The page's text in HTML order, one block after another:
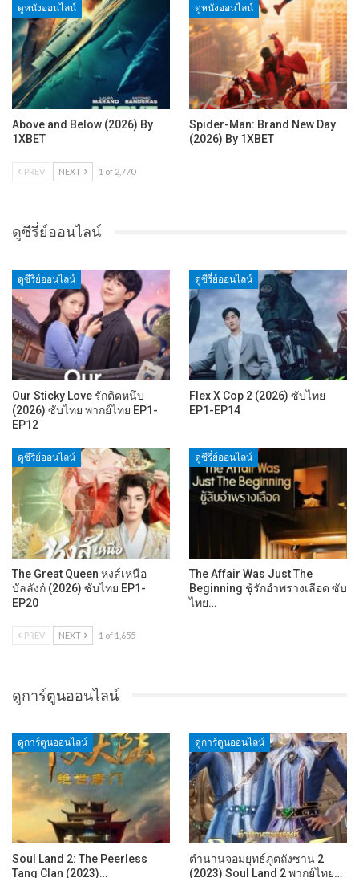
ดูหนังออนไลน์
Above and Below (2026) By
1XBET
ดูหนังออนไลน์
Spider-Man: Brand New Day
(2026) By 1XBET
PREV NEXT 1 of 2,770
ดูซีรี่ย์ออนไลน์
ดูซีรี่ย์ออนไลน์
Our Sticky Love รักติดหนึบ
(2026) ซับไทย พากย์ไทย EP1-
EP12
ดูซีรี่ย์ออนไลน์
Flex X Cop 2 (2026) ซับไทย
EP1-EP14
ดูซีรี่ย์ออนไลน์
The Great Queen หงส์เหนือ
บัลลังก์ (2026) ซับไทย EP1-
EP20
ดูซีรี่ย์ออนไลน์
The Affair Was Just The
Beginning ชู้รักอำพรางเลือด ซับ
ไทย…
PREV NEXT 1 of 1,655
ดูการ์ตูนออนไลน์
ดูการ์ตูนออนไลน์
Soul Land 2: The Peerless
Tang Clan (2023)…
ดูการ์ตูนออนไลน์
ตำนานจอมยุทธ์ภูตถังซาน 2
(2023) Soul Land 2 พากย์ไทย…